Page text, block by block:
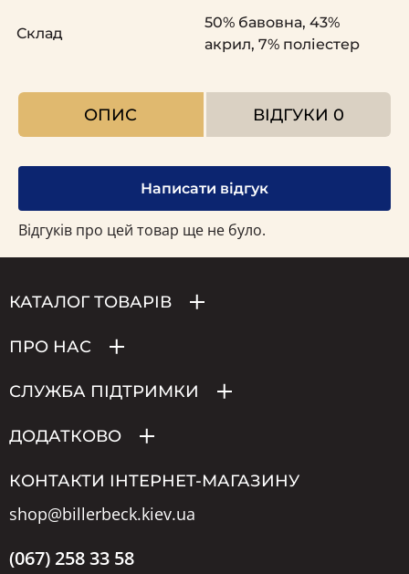
Склад
50% бавовна, 43%
акрил, 7% поліестер
ОПИС ВІДГУКИ 0
Написати відгук
Відгуків про цей товар ще не було.
КАТАЛОГ ТОВАРІВ
ПРО НАС
СЛУЖБА ПІДТРИМКИ
ДОДАТКОВО
КОНТАКТИ ІНТЕРНЕТ-МАГАЗИНУ
shop@billerbeck.kiev.ua
(067) 258 33 58